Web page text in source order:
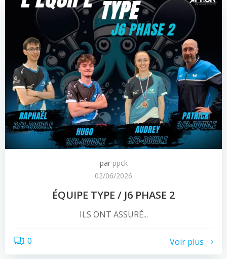
par ppck
02/06/2026
ÉQUIPE TYPE / J6 PHASE 2
ILS ONT ASSURÉ...
0 Voir plus